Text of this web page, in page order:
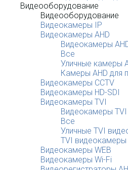
Видеооборудование
Видеооборудование
Видеокамеры IP
Видеокамеры AHD
Видеокамеры
Все
Уличные камеры
Камеры AHD для
Видеокамеры CCTV
Видеокамеры HD-SDI
Видеокамеры TVI
Видеокамеры TVI
Все
Уличные TVI
TVI
Видеокамеры WEB
Видеокамеры Wi-Fi